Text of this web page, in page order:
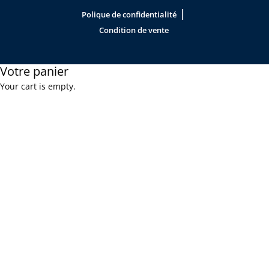
Polique de confidentialité |
Condition de vente
Votre panier
Your cart is empty.